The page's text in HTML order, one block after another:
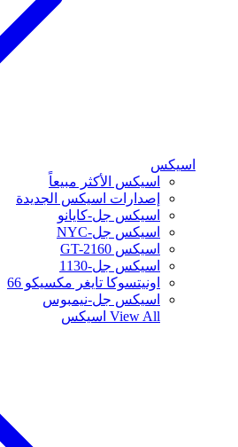
اسيكس
اسيكس الأكثر مبيعاً
إصدارات اسيكس الجديدة
اسيكس جل-كايانو
اسيكس جل-NYC
اسيكس GT-2160
اسيكس جل-1130
اونيتسوكا تايغر مكسيكو 66
اسيكس جل-نيمبوس
View All اسيكس